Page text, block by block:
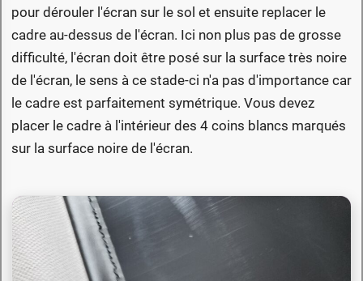
pour dérouler l'écran sur le sol et ensuite replacer le
cadre au-dessus de l'écran. Ici non plus pas de grosse
difficulté, l'écran doit être posé sur la surface très noire
de l'écran, le sens à ce stade-ci n'a pas d'importance car
le cadre est parfaitement symétrique. Vous devez
placer le cadre à l'intérieur des 4 coins blancs marqués
sur la surface noire de l'écran.